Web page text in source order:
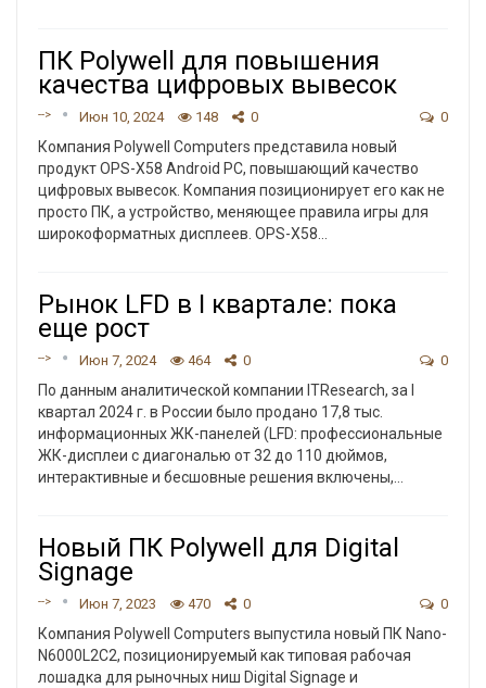
ПК Polywell для повышения
качества цифровых вывесок
--> Июн 10, 2024 148 0 0
Компания Polywell Computers представила новый
продукт OPS-X58 Android PC, повышающий качество
цифровых вывесок. Компания позиционирует его как не
просто ПК, а устройство, меняющее правила игры для
широкоформатных дисплеев. OPS-X58
Рынок LFD в I квартале: пока
еще рост
--> Июн 7, 2024 464 0 0
По данным аналитической компании ITResearch, за I
квартал 2024 г. в России было продано 17,8 тыс.
информационных ЖК-панелей (LFD: профессиональные
ЖК-дисплеи с диагональю от 32 до 110 дюймов,
интерактивные и бесшовные решения включены,
Новый ПК Polywell для Digital
Signage
--> Июн 7, 2023 470 0 0
Компания Polywell Computers выпустила новый ПК Nano-
N6000L2C2, позиционируемый как типовая рабочая
лошадка для рыночных ниш Digital Signage и